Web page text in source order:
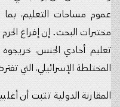
عموم مساحات التعليم، بما
مختبرات البحث. إن إفراغ
تعليم أحادي الجنس،
المختلطة الإسرائيلي، التي
المقارنة الدولية تثبت أن